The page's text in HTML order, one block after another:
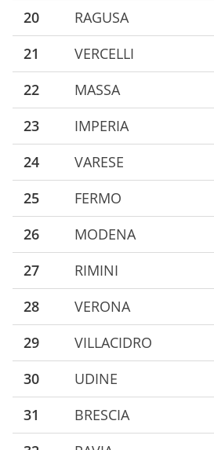
20
RAGUSA
21
VERCELLI
22
MASSA
23
IMPERIA
24
VARESE
25
FERMO
26
MODENA
27
RIMINI
28
VERONA
29
VILLACIDRO
30
UDINE
31
BRESCIA